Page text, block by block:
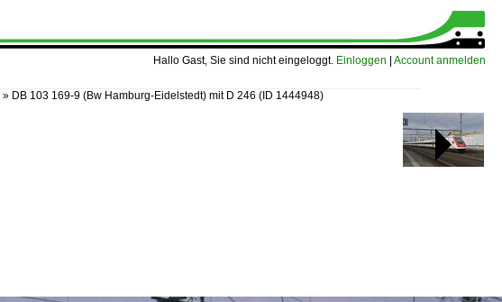
Hallo Gast, Sie sind nicht eingeloggt. Einloggen Account anmelden
» DB 103 169-9 (Bw Hamburg-Eidelstedt) mit D 246 (ID 1444948)